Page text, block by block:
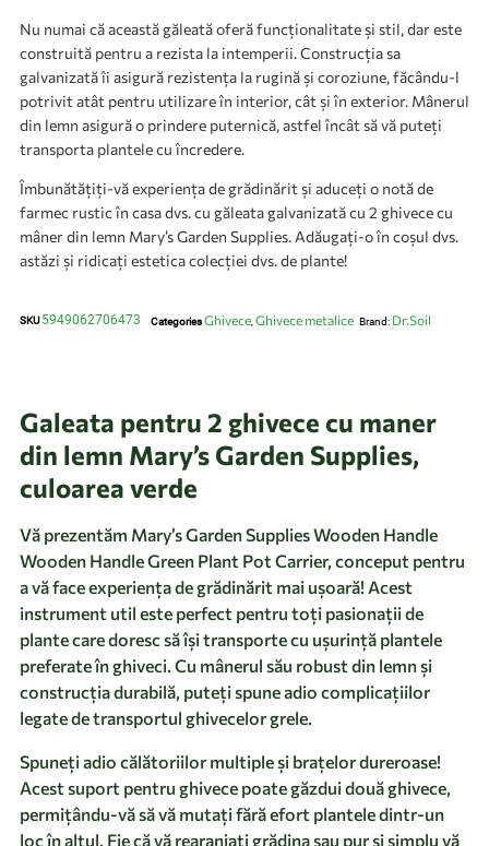
Nu numai că această găleată oferă funcționalitate și stil, dar este
construită pentru a rezista la intemperii. Construcția sa
galvanizată îi asigură rezistența la rugină și coroziune, făcându-l
potrivit atât pentru utilizare în interior, cât și în exterior. Mânerul
din lemn asigură o prindere puternică, astfel încât să vă puteți
transporta plantele cu încredere.
Îmbunătățiți-vă experiența de grădinărit și aduceți o notă de
farmec rustic în casa dvs. cu găleata galvanizată cu 2 ghivece cu
mâner din lemn Mary’s Garden Supplies. Adăugați-o în coșul dvs.
astăzi și ridicați estetica colecției dvs. de plante!
SKU5949062706473 CategoriesGhivece Ghivece metalice Brand: Dr.Soil
Galeata pentru 2 ghivece cu maner
din lemn Mary’s Garden Supplies,
culoarea verde
Vă prezentăm Mary’s Garden Supplies Wooden Handle
Wooden Handle Green Plant Pot Carrier, conceput pentru
a vă face experiența de grădinărit mai ușoară! Acest
instrument util este perfect pentru toți pasionații de
plante care doresc să își transporte cu ușurință plantele
preferate în ghiveci. Cu mânerul său robust din lemn și
construcția durabilă, puteți spune adio complicațiilor
legate de transportul ghivecelor grele.
Spuneți adio călătoriilor multiple și brațelor dureroase!
Acest suport pentru ghivece poate găzdui două ghivece,
permițându-vă să vă mutați fără efort plantele dintr-un
loc în altul. Fie că vă rearanjați grădina sau pur și simplu vă